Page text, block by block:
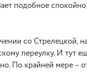
подобное
со Стрелецкой,
переулку. И тут
По крайней мере –